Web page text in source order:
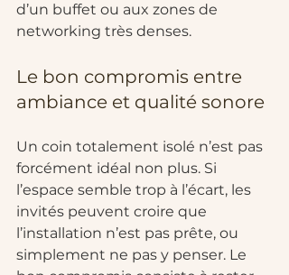
d’un buffet ou aux zones de
networking très denses.
Le bon compromis entre
ambiance et qualité sonore
Un coin totalement isolé n’est pas
forcément idéal non plus. Si
l’espace semble trop à l’écart, les
invités peuvent croire que
l’installation n’est pas prête, ou
simplement ne pas y penser. Le